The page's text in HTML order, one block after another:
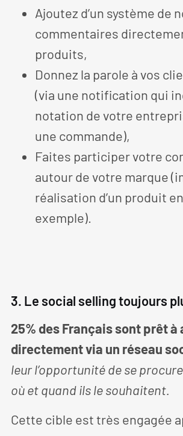
Ajoutez d’un système de
commentaires
produits,
Donnez la parole à vos
(via une notification qui
notation de votre
une commande),
Faites participer votre
autour de votre marque
réalisation d’un produit
exemple).
3. Le social selling toujours
25% des Français sont prêt à
directement via un réseau
leur l’opportunité de se
où et quand ils le souhaitent.
Cette cible est très engagée